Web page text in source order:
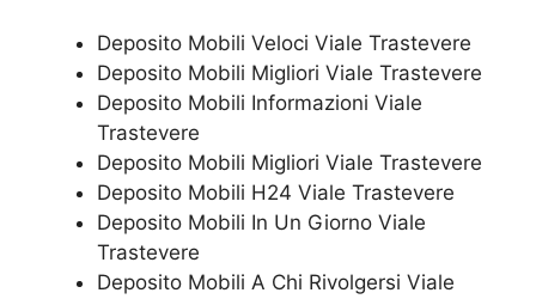
Deposito Mobili Veloci Viale Trastevere
Deposito Mobili Migliori Viale Trastevere
Deposito Mobili Informazioni Viale
Trastevere
Deposito Mobili Migliori Viale Trastevere
Deposito Mobili H24 Viale Trastevere
Deposito Mobili In Un Giorno Viale
Trastevere
Deposito Mobili A Chi Rivolgersi Viale